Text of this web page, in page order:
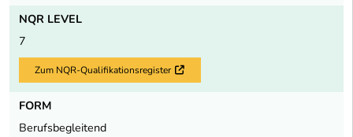
NQR LEVEL
7
Zum NQR-Qualifikationsregister Externer Link
FORM
Berufsbegleitend